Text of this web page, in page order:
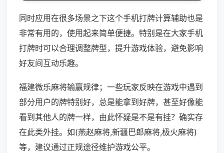
同时应用在很多场景之下这个手机打牌计算辅助也是
非常有用的，使用起来简单便捷。特别是在大家手机
打牌时可以合理调整牌型，提升游戏体验，避免影响
好友间互动乐趣。
福建微乐麻将输赢规律；一些玩家反映在游戏中遇到
部分用户的牌特别好，总是能拿到好牌，甚至好像能
看到其他人的牌一样，由此怀疑是不是有挂？确实存
在此类外挂。如(燕赵麻将,新疆巴郎麻将,极火麻将)
等，建议通过正规途径维护游戏公平。